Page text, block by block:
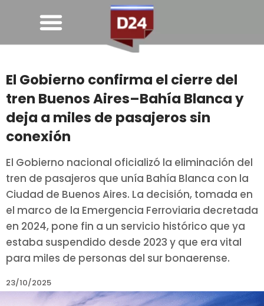
El Gobierno confirma el cierre del
tren Buenos Aires–Bahía Blanca y
deja a miles de pasajeros sin
conexión
El Gobierno nacional oficializó la eliminación del
tren de pasajeros que unía Bahía Blanca con la
Ciudad de Buenos Aires. La decisión, tomada en
el marco de la Emergencia Ferroviaria decretada
en 2024, pone fin a un servicio histórico que ya
estaba suspendido desde 2023 y que era vital
para miles de personas del sur bonaerense.
23/10/2025